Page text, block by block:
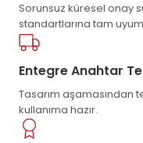
Sorunsuz küresel onay
standartlarına tam
Entegre Anahtar
Tasarım aşamasından
kullanıma hazır.